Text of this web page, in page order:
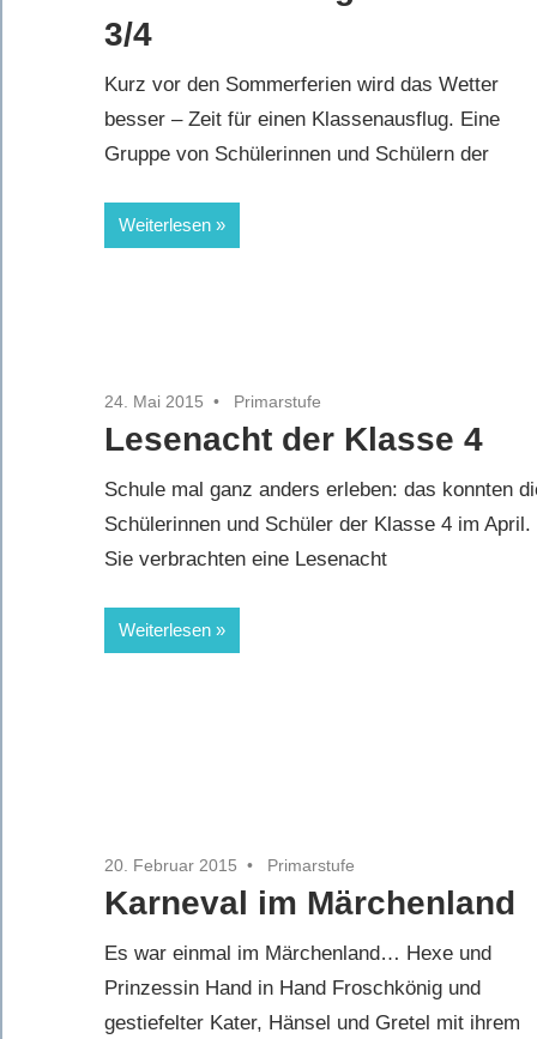
3/4
Kurz vor den Sommerferien wird das Wetter
besser – Zeit für einen Klassenausflug. Eine
Gruppe von Schülerinnen und Schülern der
Weiterlesen
24. Mai 2015 Primarstufe
Lesenacht der Klasse 4
Schule mal ganz anders erleben: das konnten
Schülerinnen und Schüler der Klasse 4 im April.
Sie verbrachten eine Lesenacht
Weiterlesen
20. Februar 2015 Primarstufe
Karneval im Märchenland
Es war einmal im Märchenland… Hexe und
Prinzessin Hand in Hand Froschkönig und
gestiefelter Kater, Hänsel und Gretel mit ihrem